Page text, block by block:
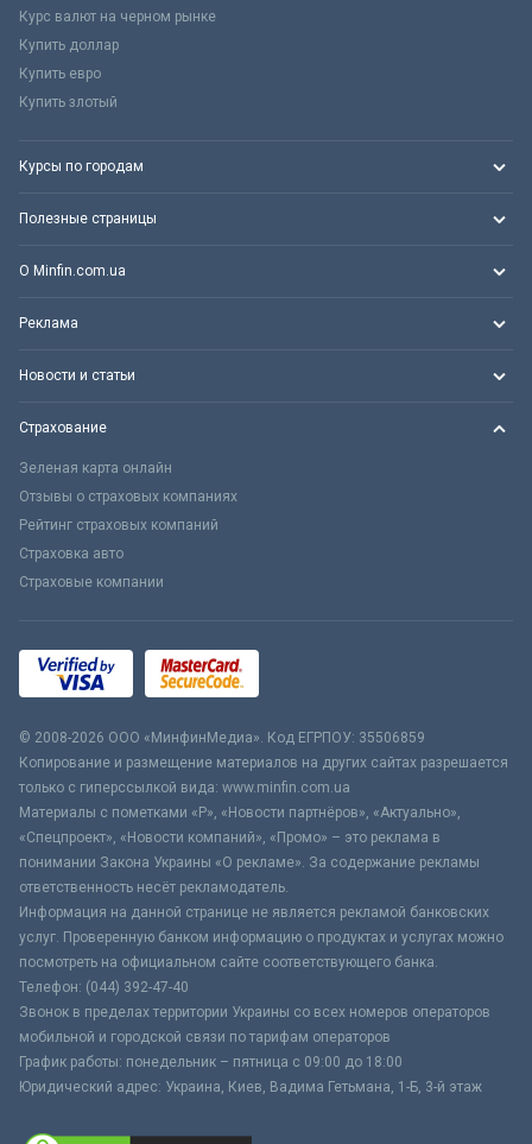
Курс валют на черном рынке
Купить доллар
Купить евро
Купить злотый
Курсы по городам
Полезные страницы
О Minfin.com.ua
Реклама
Новости и статьи
Страхование
Зеленая карта онлайн
Отзывы о страховых компаниях
Рейтинг страховых компаний
Страховка авто
Страховые компании
© 2008-2026 ООО «МинфинМедиа». Код ЕГРПОУ: 35506859
Копирование и размещение материалов на других сайтах разрешается
только с гиперссылкой вида: www.minfin.com.ua
Материалы с пометками «Р», «Новости партнёров», «Актуально»,
«Спецпроект», «Новости компаний», «Промо» – это реклама в
понимании Закона Украины «О рекламе». За содержание рекламы
ответственность несёт рекламодатель.
Информация на данной странице не является рекламой банковских
услуг. Проверенную банком информацию о продуктах и услугах можно
посмотреть на официальном сайте соответствующего банка.
Телефон: (044) 392-47-40
Звонок в пределах территории Украины со всех номеров операторов
мобильной и городской связи по тарифам операторов
График работы: понедельник – пятница с 09:00 до 18:00
Юридический адрес: Украина, Киев, Вадима Гетьмана, 1-Б, 3-й этаж